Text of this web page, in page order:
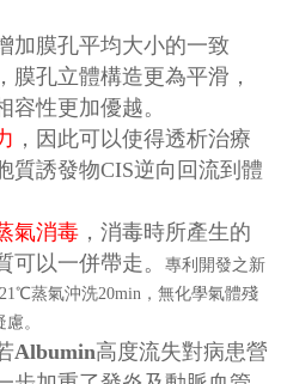
加膜孔平均大小的一致
，膜孔立體構造更為平滑，
性更加優越。
，因此可以使得透析治療
質誘發物CIS逆向回流到體
氣消毒，消毒時所產生的
以一併帶走。
專利開發之新
蒸氣沖洗20min，無化學氣體殘
。
Albumin高度流失對病患營